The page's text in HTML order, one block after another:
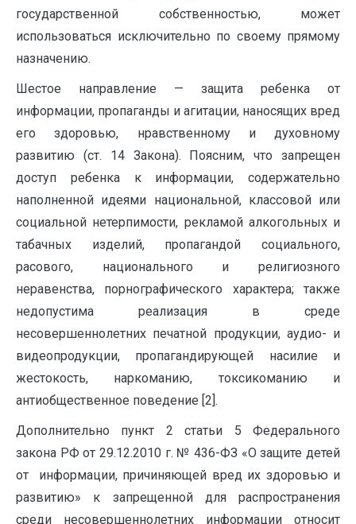
государственной собственностью, может
использоваться исключительно по своему прямому
назначению.
Шестое направление — защита ребенка от
информации, пропаганды и агитации, наносящих вред
его здоровью, нравственному и духовному
развитию (ст. 14 Закона). Поясним, что запрещен
доступ ребенка к информации, содержательно
наполненной идеями национальной, классовой или
социальной нетерпимости, рекламой алкогольных и
табачных изделий, пропагандой социального,
расового, национального и религиозного
неравенства, порнографического характера; также
недопустима реализация в среде
несовершеннолетних печатной продукции, аудио- и
видеопродукции, пропагандирующей насилие и
жестокость, наркоманию, токсикоманию и
антиобщественное поведение [2].
Дополнительно пункт 2 статьи 5 Федерального
закона РФ от 29.12.2010 г. № 436-ФЗ «О защите детей
от информации, причиняющей вред их здоровью и
развитию» к запрещенной для распространения
среди несовершеннолетних информации относит